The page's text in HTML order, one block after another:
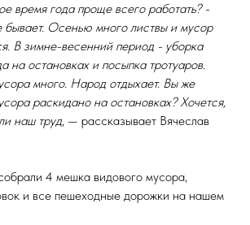
время года проще всего работать? -
Осенью много листвы и мусор
В зимне-весенний период - уборка
на остановках и посыпка тротуаров.
много. Народ отдыхает. Вы же
раскидано на остановках? Хочется,
наш труд, — рассказывает Вячеслав
4 мешка видового мусора,
и все пешеходные дорожки на нашем